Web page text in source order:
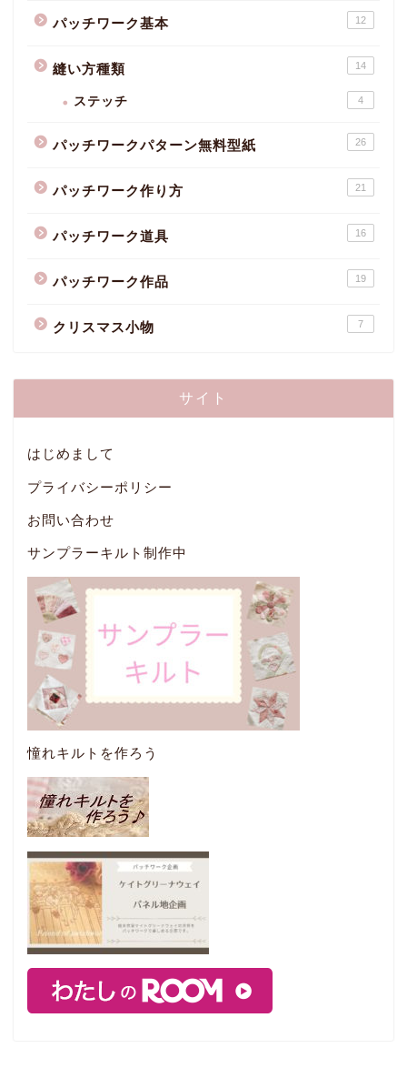
パッチワーク基本 12
縫い方種類 14
ステッチ 4
パッチワークパターン無料型紙 26
パッチワーク作り方 21
パッチワーク道具 16
パッチワーク作品 19
クリスマス小物 7
サイト
はじめまして
プライバシーポリシー
お問い合わせ
サンプラーキルト制作中
憧れキルトを作ろう